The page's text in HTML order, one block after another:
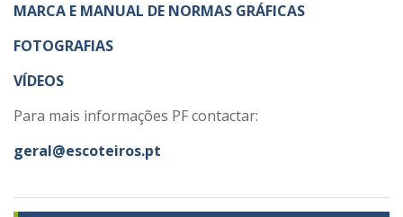
MARCA E MANUAL DE NORMAS GRÁFICAS
FOTOGRAFIAS
VÍDEOS
Para mais informações PF contactar:
geral@escoteiros.pt